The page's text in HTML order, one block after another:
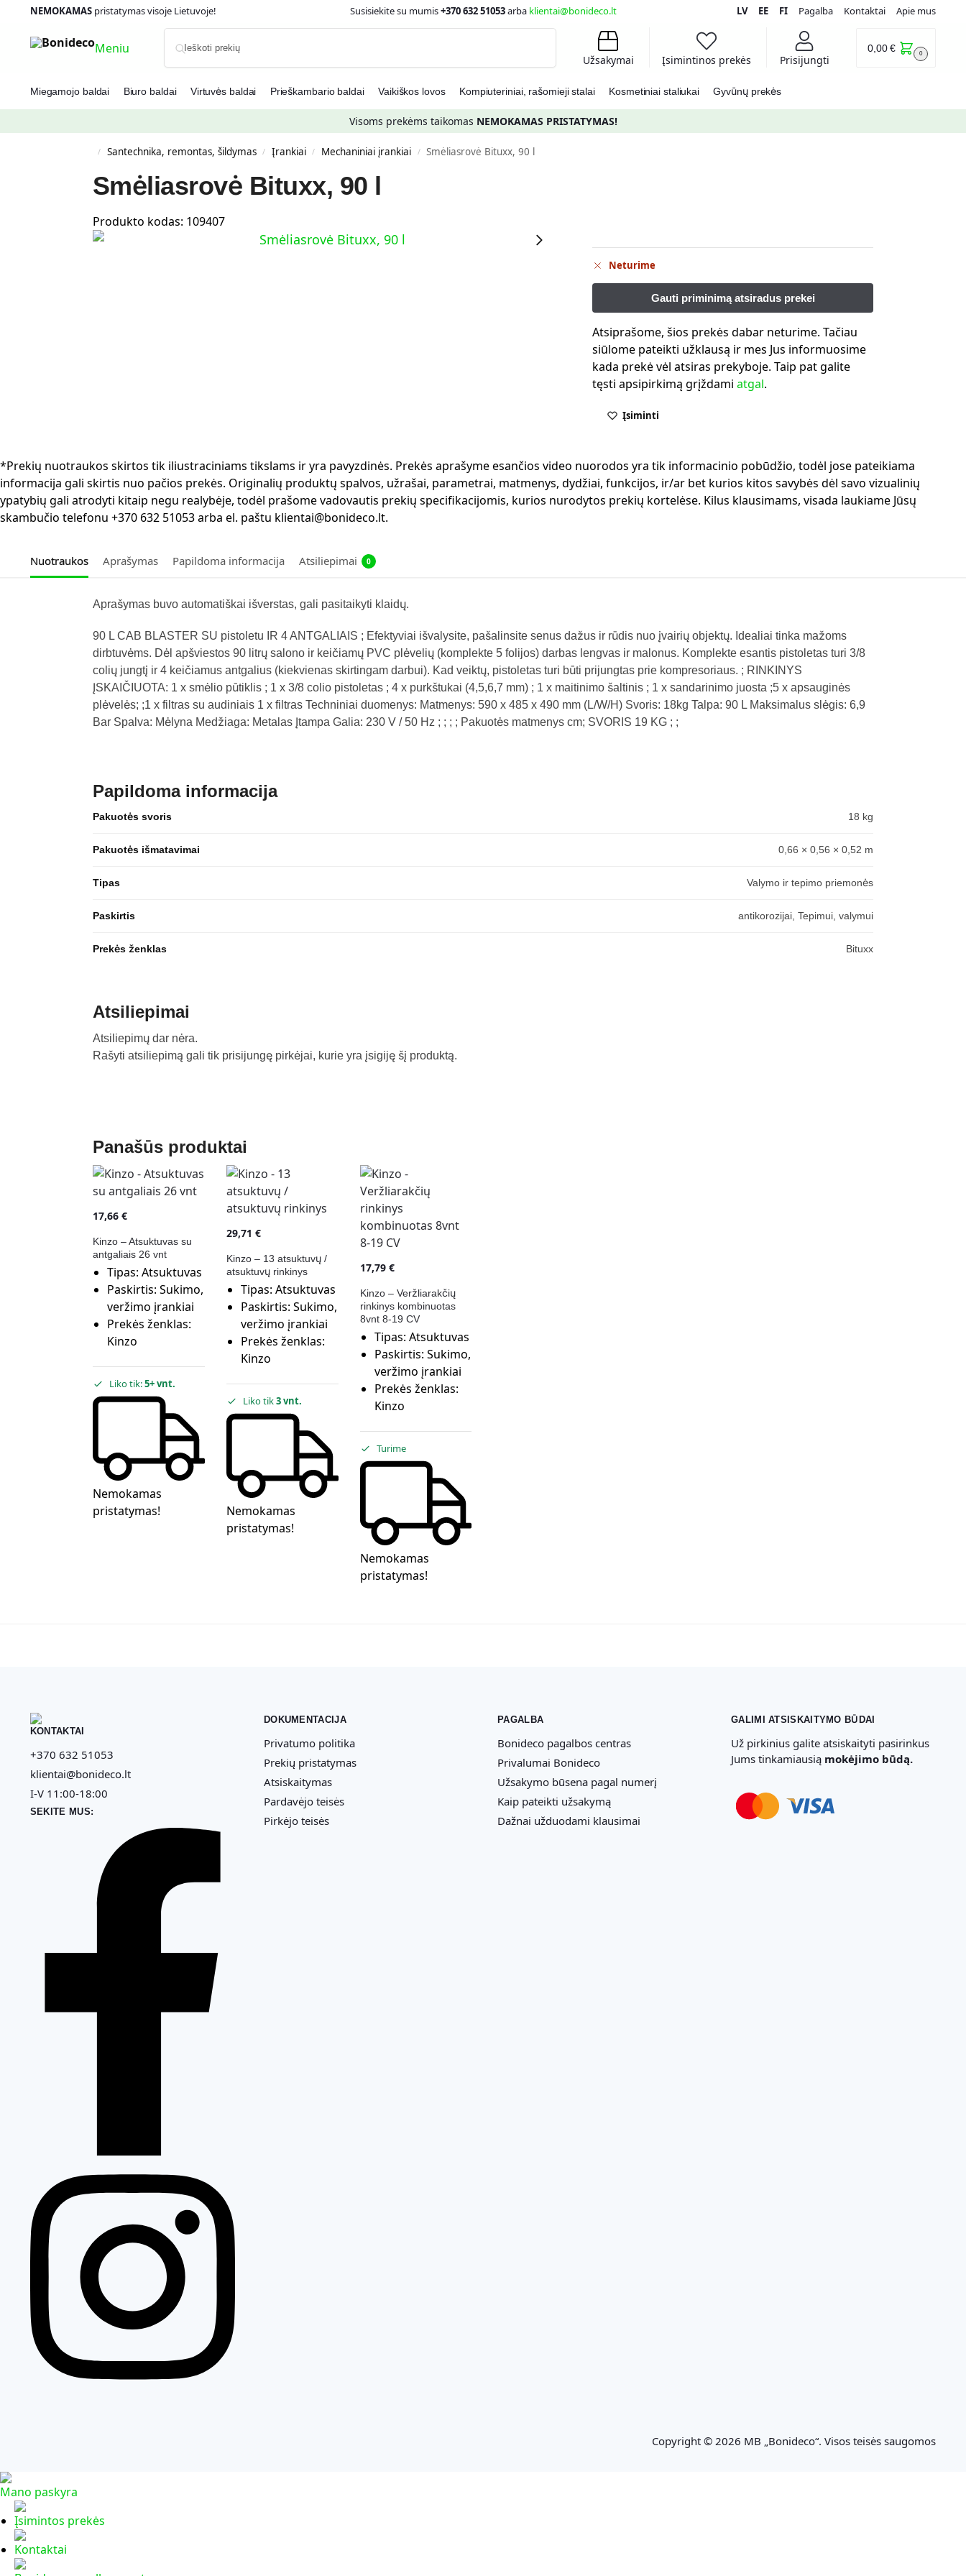
NEMOKAMASpristatymas visoje Lietuvoje! Susisiekite su mumis+370 632 51053arba klientai@bonideco.lt LV EE FI Pagalba Kontaktai Apie mus
Meniu
Užsakymai Įsimintinos prekės Prisijungti
0,00€ 0
Miegamojo baldai Biuro baldai Virtuvės baldai Prieškambario baldai Vaikiškos lovos Kompiuteriniai, rašomieji stalai Kosmetiniai staliukai Gyvūnų prekės
Visoms prekėms taikomas NEMOKAMAS PRISTATYMAS!
/ Santechnika, remontas, šildymas / Įrankiai / Mechaniniai įrankiai / Smėliasrovė Bituxx, 90 l
Smėliasrovė Bituxx, 90 l
Produkto kodas: 109407
Neturime
Atsiprašome, šios prekės dabar neturime. Tačiau
siūlome pateikti užklausą ir mes Jus informuosime
kada prekė vėl atsiras prekyboje. Taip pat galite
tęsti apsipirkimą grįždamiatgal.
Įsiminti
*Prekių nuotraukos skirtos tik iliustraciniams tikslams ir yra pavyzdinės. Prekės aprašyme esančios video nuorodos yra tik informacinio pobūdžio, todėl jose pateikiama
informacija gali skirtis nuo pačios prekės. Originalių produktų spalvos, užrašai, parametrai, matmenys, dydžiai, funkcijos, ir/ar bet kurios kitos savybės dėl savo vizualinių
ypatybių gali atrodyti kitaip negu realybėje, todėl prašome vadovautis prekių specifikacijomis, kurios nurodytos prekių kortelėse. Kilus klausimams, visada laukiame Jūsų
skambučio telefonu +370 632 51053 arba el. paštu klientai@bonideco.lt.
Nuotraukos Aprašymas Papildoma informacija Atsiliepimai 0
Aprašymas buvo automatiškai išverstas, gali pasitaikyti klaidų.
90 L CAB BLASTER SU pistoletu IR 4 ANTGALIAIS ; Efektyviai išvalysite, pašalinsite senus dažus ir rūdis nuo įvairių objektų. Idealiai tinka mažoms
dirbtuvėms. Dėl apšviestos 90 litrų salono ir keičiamų PVC plėvelių (komplekte 5 folijos) darbas lengvas ir malonus. Komplekte esantis pistoletas turi 3/8
colių jungtį ir 4 keičiamus antgalius (kiekvienas skirtingam darbui). Kad veiktų, pistoletas turi būti prijungtas prie kompresoriaus. ; RINKINYS
ĮSKAIČIUOTA: 1 x smėlio pūtiklis ; 1 x 3/8 colio pistoletas ; 4 x purkštukai (4,5,6,7 mm) ; 1 x maitinimo šaltinis ; 1 x sandarinimo juosta ;5 x apsauginės
plėvelės; ;1 x filtras su audiniais 1 x filtras Techniniai duomenys: Matmenys: 590 x 485 x 490 mm (L/W/H) Svoris: 18kg Talpa: 90 L Maksimalus slėgis: 6,9
Bar Spalva: Mėlyna Medžiaga: Metalas Įtampa Galia: 230 V / 50 Hz ; ; ; ; Pakuotės matmenys cm; SVORIS 19 KG ; ;
Papildoma informacija
Pakuotės svoris 18 kg
Pakuotės išmatavimai 0,66 × 0,56 × 0,52 m
Tipas Valymo ir tepimo priemonės
Paskirtis antikorozijai, Tepimui, valymui
Prekės ženklas Bituxx
Atsiliepimai
Atsiliepimų dar nėra.
Rašyti atsiliepimą gali tik prisijungę pirkėjai, kurie yra įsigiję šį produktą.
Panašūs produktai
17,66 €
Kinzo – Atsuktuvas su
antgaliais 26 vnt
Tipas: Atsuktuvas
Paskirtis: Sukimo,
veržimo įrankiai
Prekės ženklas:
Kinzo
Liko tik:5+ vnt.
Nemokamas
pristatymas!
29,71 €
Kinzo – 13 atsuktuvų /
atsuktuvų rinkinys
Tipas: Atsuktuvas
Paskirtis: Sukimo,
veržimo įrankiai
Prekės ženklas:
Kinzo
Liko tik3 vnt.
Nemokamas
pristatymas!
17,79 €
Kinzo – Veržliarakčių
rinkinys kombinuotas
8vnt 8-19 CV
Tipas: Atsuktuvas
Paskirtis: Sukimo,
veržimo įrankiai
Prekės ženklas:
Kinzo
Turime
Nemokamas
pristatymas!
KONTAKTAI
+370 632 51053
klientai@bonideco.lt
I-V 11:00-18:00
SEKITE MUS:
DOKUMENTACIJA
Privatumo politika
Prekių pristatymas
Atsiskaitymas
Pardavėjo teisės
Pirkėjo teisės
PAGALBA
Bonideco pagalbos centras
Privalumai Bonideco
Užsakymo būsena pagal numerį
Kaip pateikti užsakymą
Dažnai užduodami klausimai
GALIMI ATSISKAITYMO BŪDAI
Už pirkinius galite atsiskaityti pasirinkus
Jums tinkamiausią mokėjimo būdą.
Copyright © 2026 MB „Bonideco“. Visos teisės saugomos
Mano paskyra
Įsimintos prekės
Kontaktai